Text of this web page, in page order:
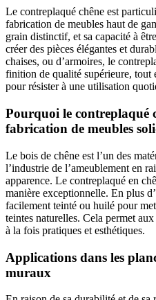
Le contreplaqué chêne est
fabrication de meubles haut de
grain distinctif, et sa capacité à
créer des pièces élégantes et
chaises, ou d’armoires, le
finition de qualité supérieure, tout
pour résister à une utilisation
Pourquoi le contreplaqué
fabrication de meubles
Le bois de chêne est l’un des
l’industrie de l’ameublement en
apparence. Le contreplaqué en
manière exceptionnelle. En plus
facilement teinté ou huilé pour
teintes naturelles. Cela permet
à la fois pratiques et esthétiques.
Applications dans les
muraux